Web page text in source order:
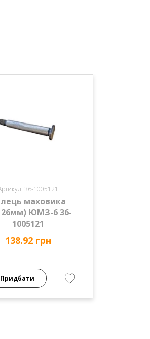
36-1005121
маховика
ЮМЗ-6 36-
1005121
138.92 грн
Придбати